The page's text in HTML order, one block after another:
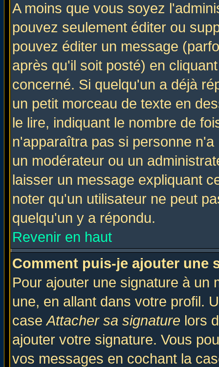
A moins que vous soyez
pouvez seulement éditer ou
pouvez éditer un message
après qu'il soit posté) en
concerné. Si quelqu'un a déjà
un petit morceau de texte en
le lire, indiquant le nombre de
n'apparaîtra pas si personne
un modérateur ou un
laisser un message expliquant
noter qu'un utilisateur ne peut
quelqu'un y a répondu.
Revenir en haut
Comment puis-je ajouter une
Pour ajouter une signature à un
une, en allant dans votre profil.
caseAttacher sa signature lors
ajouter votre signature. Vous
vos messages en cochant la